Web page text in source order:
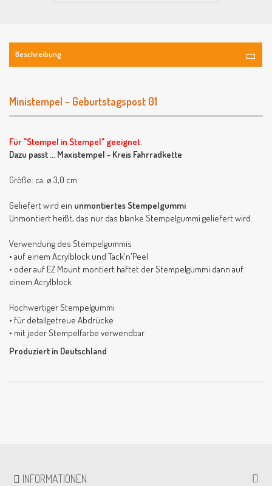
Beschreibung
Ministempel - Geburtstagspost 01
Für "Stempel in Stempel" geeignet.
Dazu passt ... Maxistempel - Kreis Fahrradkette
Größe: ca. ø 3,0 cm
Geliefert wird ein unmontiertes Stempelgummi
Unmontiert heißt, das nur das blanke Stempelgummi geliefert wird.
Verwendung des Stempelgummis
• auf einem Acrylblock und Tack'n'Peel
• oder auf EZ Mount montiert haftet der Stempelgummi dann auf
einem Acrylblock
Hochwertiger Stempelgummi
• für detailgetreue Abdrücke
• mit jeder Stempelfarbe verwendbar
Produziert in Deutschland
INFORMATIONEN